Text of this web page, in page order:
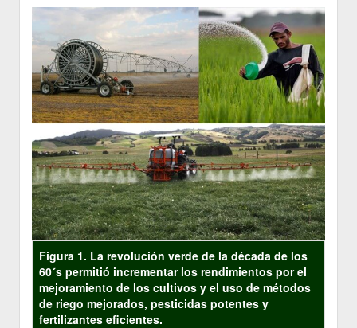
Figura 1. La revolución verde de la década de los
60´s permitió incrementar los rendimientos por el
mejoramiento de los cultivos y el uso de métodos
de riego mejorados, pesticidas potentes y
fertilizantes eficientes.